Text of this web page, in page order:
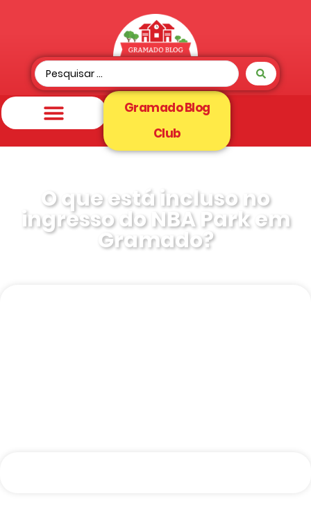
Gramado Blog
Club
O que está incluso no
ingresso do NBA Park em
Gramado?